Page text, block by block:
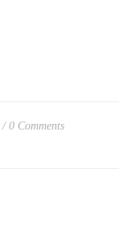
0 Comments